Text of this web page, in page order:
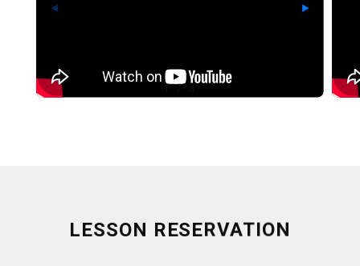
◀ ▶
LESSON RESERVATION